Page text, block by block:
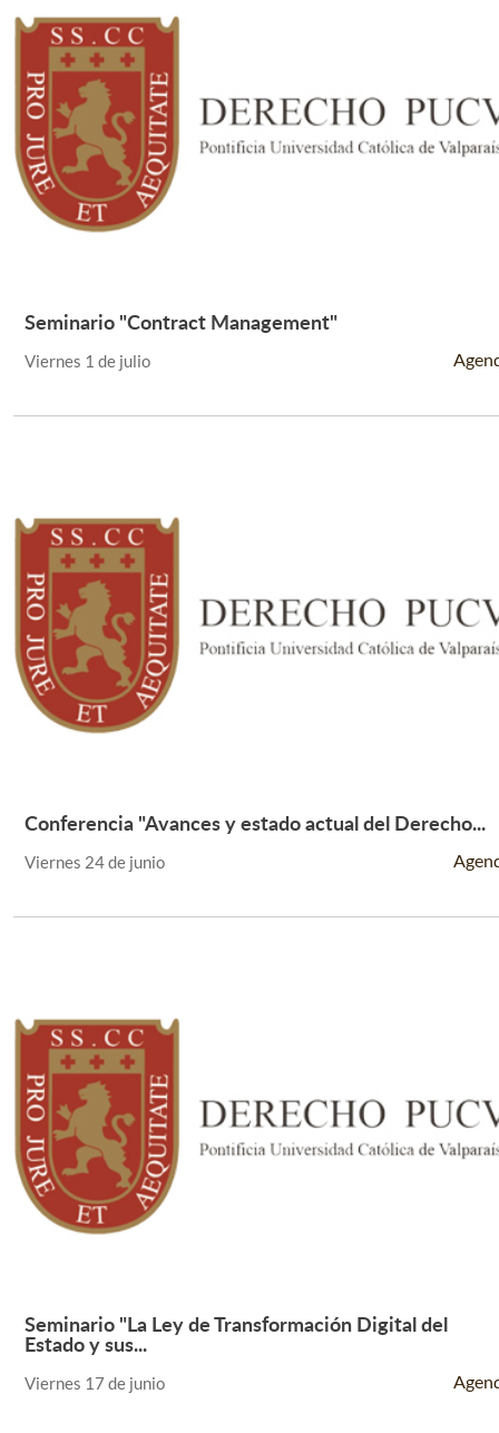
Seminario "Contract Management"
Viernes 1 de julio
Leer Más +
Conferencia "Avances y estado actual del Derecho...
Viernes 24 de junio
Leer Más +
Seminario "La Ley de Transformación Digital del
Estado y sus...
Viernes 17 de junio